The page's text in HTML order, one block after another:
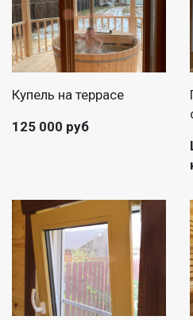
Купель на террасе
125 000 руб